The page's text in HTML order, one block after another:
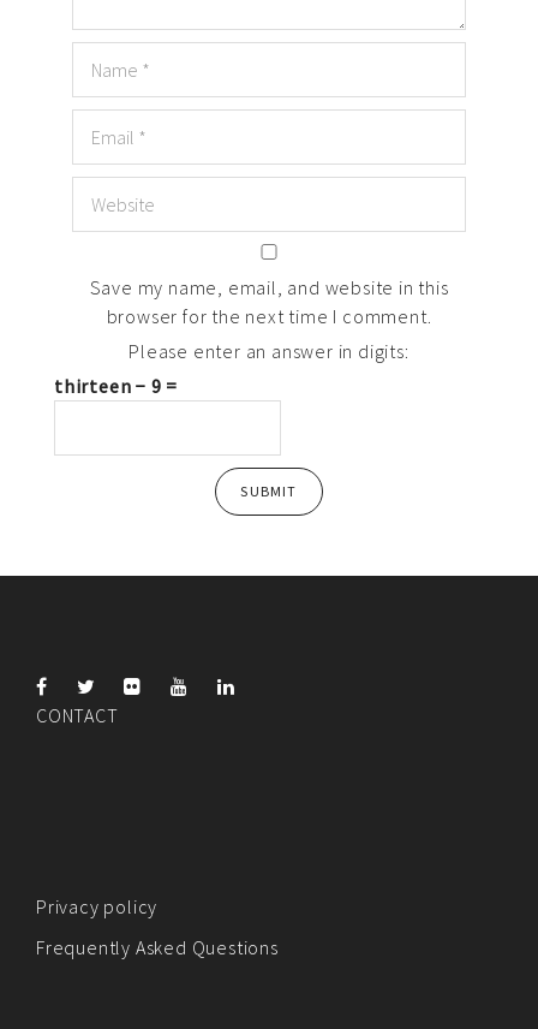
Save my name, email, and website in this
browser for the next time I comment.
Please enter an answer in digits:
thirteen − 9 =
CONTACT
Privacy policy
Frequently Asked Questions